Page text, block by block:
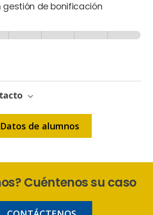
gestión de bonificación
de alumnos
Cuéntenos su caso